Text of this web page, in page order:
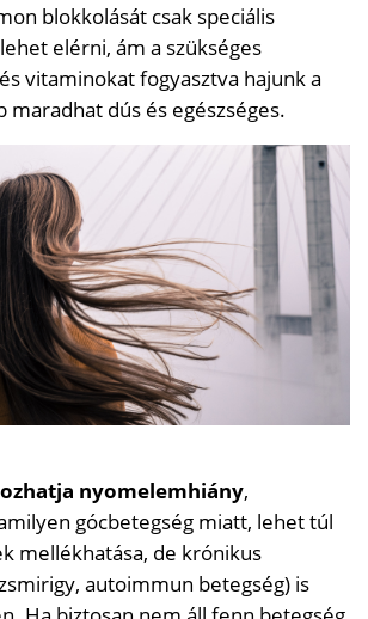
blokkolását csak speciális
elérni, ám a szükséges
vitaminokat fogyasztva hajunk a
maradhat dús és egészséges.
nyomelemhiány,
gócbetegség miatt, lehet túl
mellékhatása, de krónikus
autoimmun betegség) is